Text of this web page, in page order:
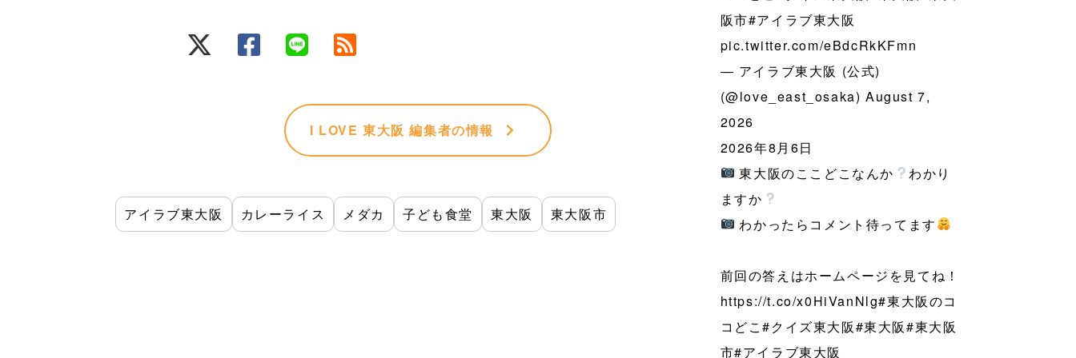
I LOVE 東大阪 編集者の情報
アイラブ東大阪 カレーライス メダカ 子ども食堂 東大阪 東大阪市
阪市#アイラブ東大阪
pic.twitter.com/eBdcRkKFmn
— アイラブ東大阪 (公式)
(@love_east_osaka) August 7,
2026
2026年8月6日
東大阪のここどこなんか
わかり
ますか
わかったらコメント待ってます
前回の答えはホームページを見てね！
https://t.co/x0HiVanNlg#東大阪のコ
コどこ#クイズ東大阪#東大阪#東大阪
市#アイラブ東大阪